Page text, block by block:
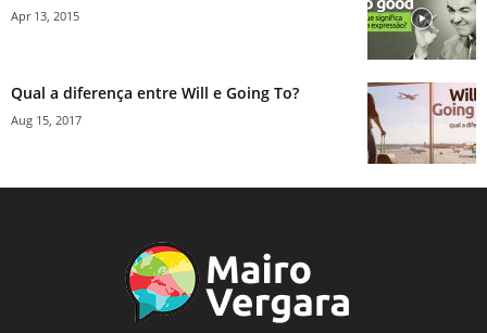
Apr 13, 2015
Qual a diferença entre Will e Going To?
Aug 15, 2017